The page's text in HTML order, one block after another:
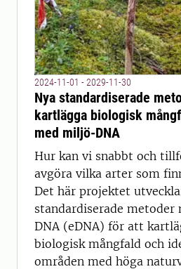
2024-11-01 - 2029-11-30
Nya standardiserade
kartlägga biologisk
med miljö-DNA
Hur kan vi snabbt och
avgöra vilka arter som
Det här projektet
standardiserade
DNA (eDNA) för att
biologisk mångfald och
områden med höga